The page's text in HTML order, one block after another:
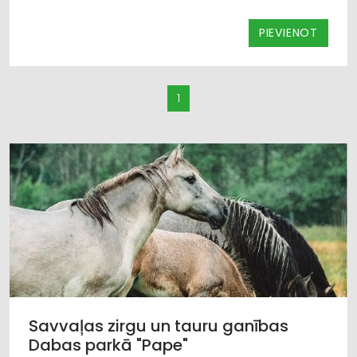
PIEVIENOT
1
Savvaļas zirgu un tauru ganības
Dabas parkā "Pape"